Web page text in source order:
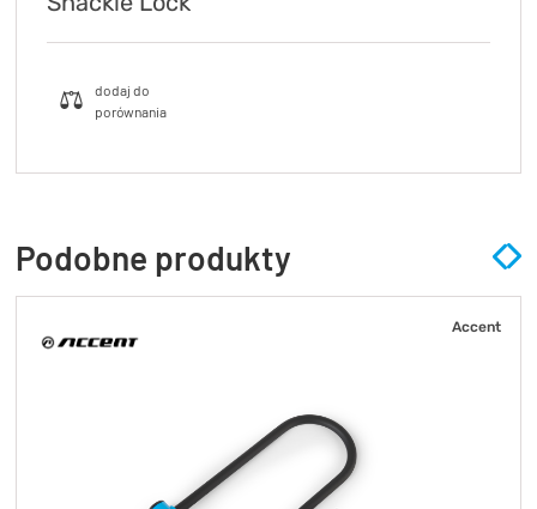
Podobne produkty
Accent